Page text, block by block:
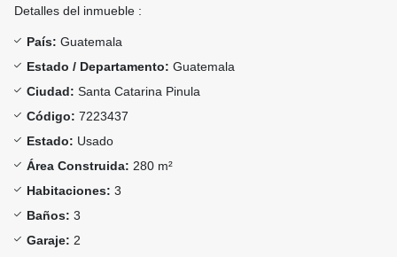
Detalles del inmueble :
País: Guatemala
Estado / Departamento: Guatemala
Ciudad: Santa Catarina Pinula
Código: 7223437
Estado: Usado
Área Construida: 280 m²
Habitaciones: 3
Baños: 3
Garaje: 2